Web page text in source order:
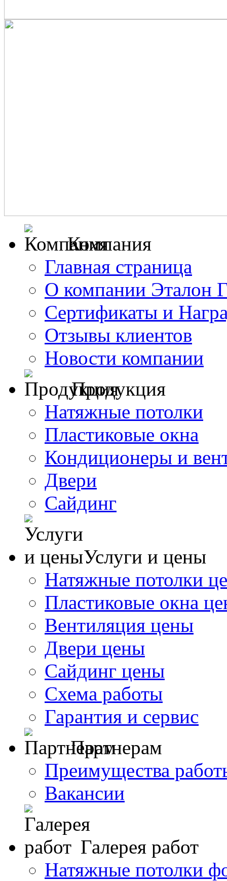
Компания
Главная страница
О компании Эталон
Сертификаты и
Отзывы клиентов
Новости компании
Продукция
Натяжные потолки
Пластиковые окна
Кондиционеры и
Двери
Сайдинг
Услуги и цены
Натяжные потолки
Пластиковые окна
Вентиляция цены
Двери цены
Сайдинг цены
Схема работы
Гарантия и сервис
Партнерам
Преимущества
Вакансии
Галерея работ
Натяжные потолки